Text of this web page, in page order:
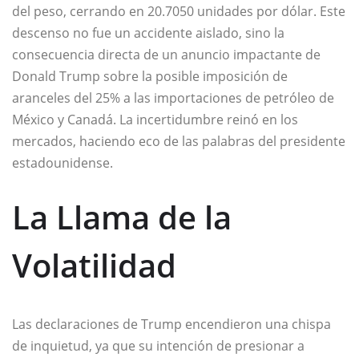
del peso, cerrando en 20.7050 unidades por dólar. Este
descenso no fue un accidente aislado, sino la
consecuencia directa de un anuncio impactante de
Donald Trump sobre la posible imposición de
aranceles del 25% a las importaciones de petróleo de
México y Canadá. La incertidumbre reinó en los
mercados, haciendo eco de las palabras del presidente
estadounidense.
La Llama de la
Volatilidad
Las declaraciones de Trump encendieron una chispa
de inquietud, ya que su intención de presionar a